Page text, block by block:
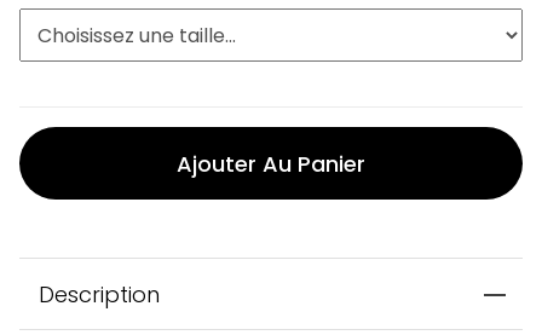
Ajouter Au Panier
Description